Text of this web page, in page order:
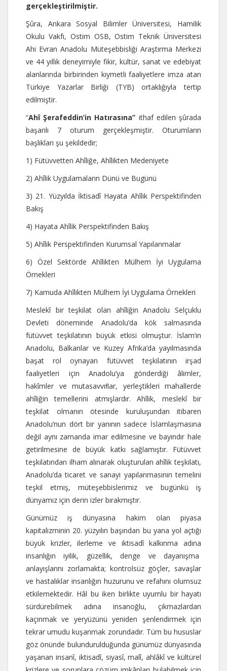
gerçekleştirilmiştir.
Şûra, Ankara Sosyal Bilimler Üniversitesi, Hamilik
Okulu Vakfı, Ostim OSB, Ostim Teknik Üniversitesi
Ahi Evran Anadolu Müteşebbisliği Araştırma Merkezi
ve 44 yıllık deneyimiyle fikir, kültür, sanat ve edebiyat
alanlarında birbirinden kıymetli faaliyetlere imza atan
Türkiye Yazarlar Birliği (TYB) ortaklığıyla tertip
edilmiştir.
“Ahî Şerafeddin’in Hatırasına” ithaf edilen şûrada
başarılı 7 oturum gerçekleşmiştir. Oturumların
başlıkları şu şekildedir;
1) Fütüvvetten Ahîliğe, Ahîlikten Medeniyete
2) Ahîlik Uygulamaların Dünü ve Bugünü
3) 21. Yüzyılda İktisadî Hayata Ahîlik Perspektifinden
Bakış
4) Hayata Ahîlik Perspektifinden Bakış
5) Ahîlik Perspektifinden Kurumsal Yapılanmalar
6) Özel Sektörde Ahîlikten Mülhem İyi Uygulama
Örnekleri
7) Kamuda Ahîlikten Mülhem İyi Uygulama Örnekleri
Meslekî bir teşkilat olan ahîliğin Anadolu Selçuklu
Devleti döneminde Anadolu’da kök salmasında
fütüvvet teşkilatının büyük etkisi olmuştur. İslam’ın
Anadolu, Balkanlar ve Kuzey Afrika’da yayılmasında
başat rol oynayan fütüvvet teşkilatının irşad
faaliyetleri için Anadolu’ya gönderdiği âlimler,
hakîmler ve mutasavvıﬂar, yerleştikleri mahallerde
ahîliğin temellerini atmışlardır. Ahîlik, meslekî bir
teşkilat olmanın ötesinde kuruluşundan itibaren
Anadolu’nun dört bir yanının sadece İslamlaşmasına
değil aynı zamanda imar edilmesine ve bayındır hale
getirilmesine de büyük katkı sağlamıştır. Fütüvvet
teşkilatından ilham alınarak oluşturulan ahîlik teşkilatı,
Anadolu’da ticaret ve sanayi yapılanmasının temelini
teşkil etmiş, müteşebbislerimiz ve bugünkü iş
dünyamız için derin izler bırakmıştır.
Günümüz iş dünyasına hakim olan piyasa
kapitalizminin 20. yüzyılın başından bu yana yol açtığı
büyük krizler, ilerleme ve iktisadî kalkınma adına
insanlığın iyilik, güzellik, denge ve dayanışma
anlayışlarını zorlamakta; kontrolsüz göçler, savaşlar
ve hastalıklar insanlığın huzurunu ve refahını olumsuz
etkilemektedir. Hâl bu iken birlikte uyumlu bir hayatı
sürdürebilmek adına insanoğlu, çıkmazlardan
kaçınmak ve yeryüzünü yeniden şenlendirmek için
tekrar umudu kuşanmak zorundadır. Tüm bu hususlar
göz önünde bulundurulduğunda günümüz dünyasında
yaşanan insanî, iktisadî, siyasî, malî, ahlâkî ve kültürel